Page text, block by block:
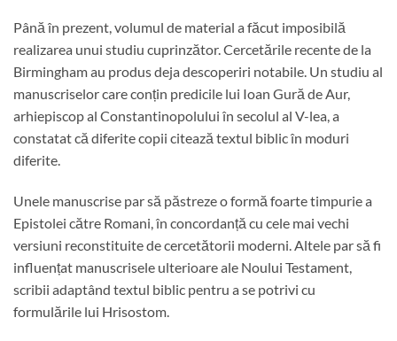
Până în prezent, volumul de material a făcut imposibilă
realizarea unui studiu cuprinzător. Cercetările recente de la
Birmingham au produs deja descoperiri notabile. Un studiu al
manuscriselor care conțin predicile lui Ioan Gură de Aur,
arhiepiscop al Constantinopolului în secolul al V-lea, a
constatat că diferite copii citează textul biblic în moduri
diferite.
Unele manuscrise par să păstreze o formă foarte timpurie a
Epistolei către Romani, în concordanță cu cele mai vechi
versiuni reconstituite de cercetătorii moderni. Altele par să fi
influențat manuscrisele ulterioare ale Noului Testament,
scribii adaptând textul biblic pentru a se potrivi cu
formulările lui Hrisostom.